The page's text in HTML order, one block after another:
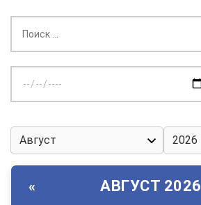
дату:
« АВГУСТ 2026